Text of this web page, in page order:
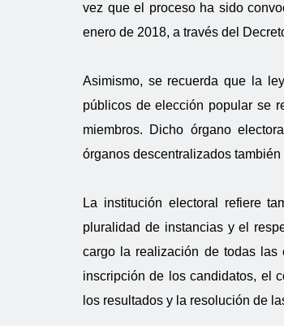
vez que el proceso ha sido
enero de 2018, a través del
Asimismo, se recuerda que la
públicos de elección popular se
miembros. Dicho órgano
órganos descentralizados
La institución electoral refiere
pluralidad de instancias y el
cargo la realización de todas las
inscripción de los candidatos, el
los resultados y la resolución de